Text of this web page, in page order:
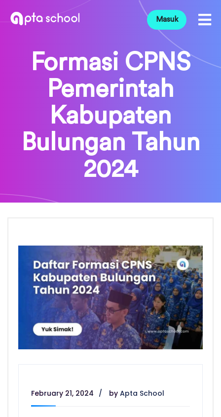
Masuk
Formasi CPNS
Pemerintah
Kabupaten
Bulungan Tahun
2024
February 21, 2024 by Apta School